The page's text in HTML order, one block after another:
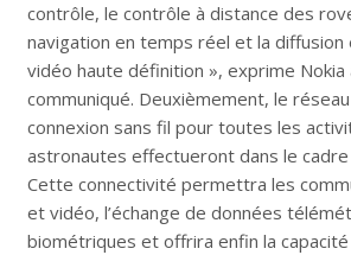
contrôle, le contrôle à distance des
navigation en temps réel et la diffusion
vidéo haute définition », exprime Nokia
communiqué. Deuxièmement, le
connexion sans fil pour toutes les
astronautes effectueront dans le
Cette connectivité permettra les
et vidéo, l’échange de données
biométriques et offrira enfin la